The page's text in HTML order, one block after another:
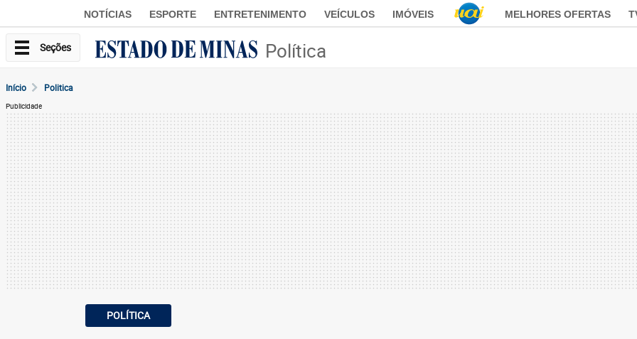
NOTÍCIAS ESPORTE ENTRETENIMENTO VEÍCULOS IMÓVEIS MELHORES OFERTAS
Seções Política
Início Politica
Publicidade
POLÍTICA